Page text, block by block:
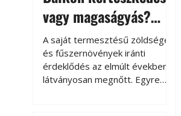
vagy magaságyás?
Helytakarékos
kertészkedés
A saját termesztésű zöldségek
és fűszernövények iránti
érdeklődés az elmúlt években
látványosan megnőtt. Egyre